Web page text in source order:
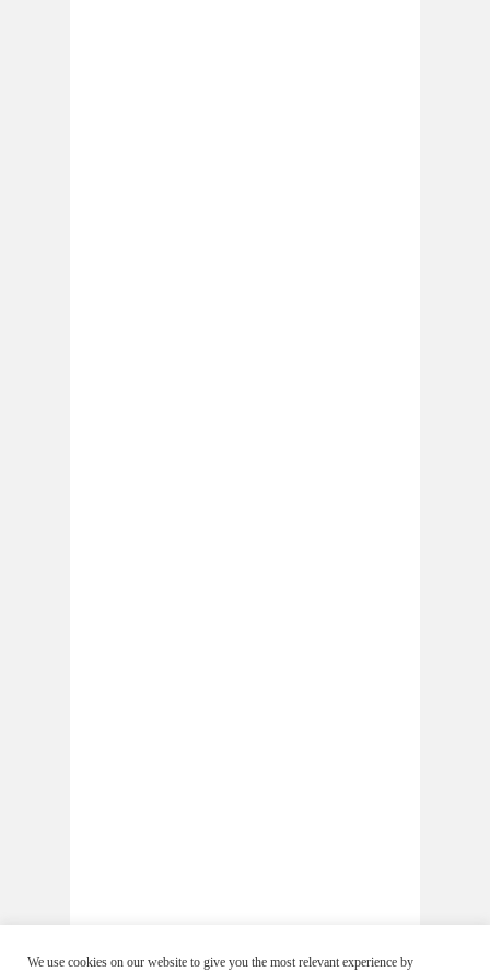
We use cookies on our website to give you the most relevant experience by